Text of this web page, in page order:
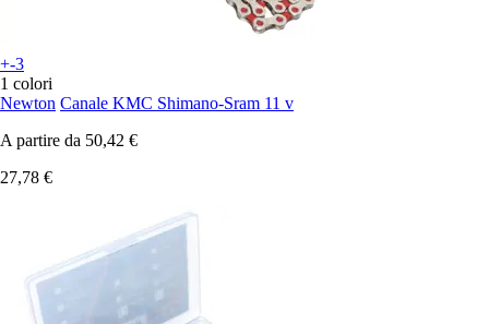
+-3
1 colori
Newton Canale KMC Shimano-Sram 11 v
A partire da 50,42 €
27,78 €